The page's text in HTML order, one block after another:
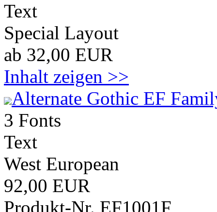
Text
Special Layout
ab 32,00 EUR
Inhalt zeigen >>
Alternate Gothic EF
3 Fonts
Text
West European
92,00 EUR
Produkt-Nr. EF1001F